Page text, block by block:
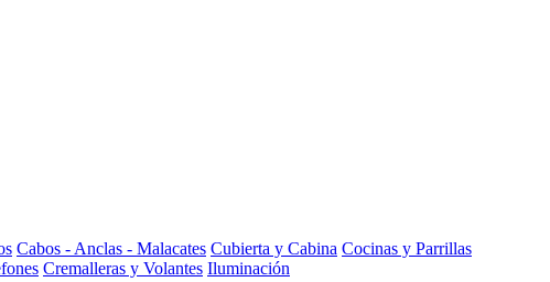
Cabos - Anclas - Malacates Cubierta y Cabina Cocinas y Parrillas
Cremalleras y Volantes Iluminación